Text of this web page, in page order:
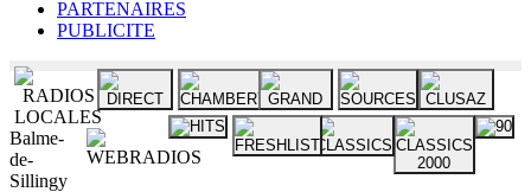
PARTENAIRES
PUBLICITE
Balme-
de-
Sillingy